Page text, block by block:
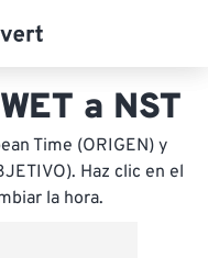
a NST
Time (ORIGEN) y
Haz clic en el
la hora.